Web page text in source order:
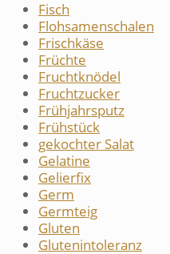
Fisch
Flohsamenschalen
Frischkäse
Früchte
Fruchtknödel
Fruchtzucker
Frühjahrsputz
Frühstück
gekochter Salat
Gelatine
Gelierfix
Germ
Germteig
Gluten
Glutenintoleranz